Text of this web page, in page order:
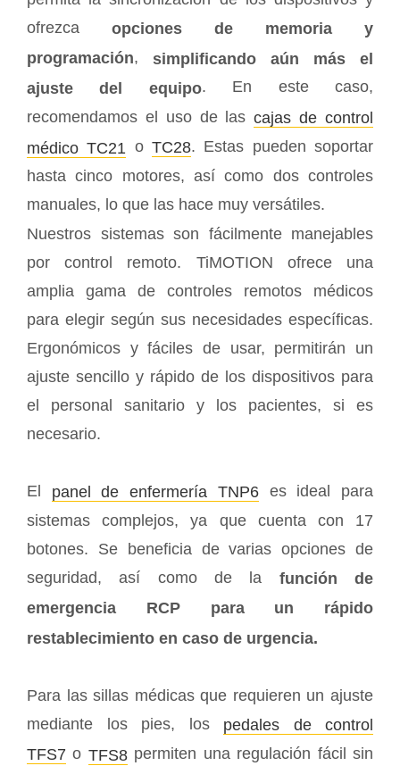
ofrezca opciones de memoria y
programación, simplificando aún más el
ajuste del equipo. En este caso,
recomendamos el uso de lascajas de control
médico TC21 oTC28. Estas pueden soportar
hasta cinco motores, así como dos controles
manuales, lo que las hace muy versátiles.
Nuestros sistemas son fácilmente manejables
por control remoto. TiMOTION ofrece una
amplia gama de controles remotos médicos
para elegir según sus necesidades específicas.
Ergonómicos y fáciles de usar, permitirán un
ajuste sencillo y rápido de los dispositivos para
el personal sanitario y los pacientes, si es
necesario.
El panel de enfermería TNP6es ideal para
sistemas complejos, ya que cuenta con 17
botones. Se beneficia de varias opciones de
seguridad, así como de la función de
emergencia RCP para un rápido
restablecimiento en caso de urgencia.
Para las sillas médicas que requieren un ajuste
mediante los pies, los pedales de control
TFS7 o TFS8permiten una regulación fácil sin